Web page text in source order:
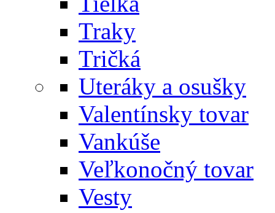
Traky
Tričká
Uteráky a osušky
Valentínsky tovar
Vankúše
Veľkonočný tovar
Vesty